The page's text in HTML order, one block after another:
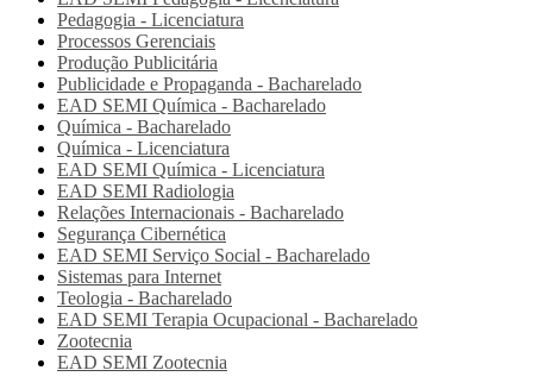
Pedagogia - Licenciatura
Processos Gerenciais
Produção Publicitária
Publicidade e Propaganda - Bacharelado
EAD SEMI Química - Bacharelado
Química - Bacharelado
Química - Licenciatura
EAD SEMI Química - Licenciatura
EAD SEMI Radiologia
Relações Internacionais - Bacharelado
Segurança Cibernética
EAD SEMI Serviço Social - Bacharelado
Sistemas para Internet
Teologia - Bacharelado
EAD SEMI Terapia Ocupacional - Bacharelado
Zootecnia
EAD SEMI Zootecnia